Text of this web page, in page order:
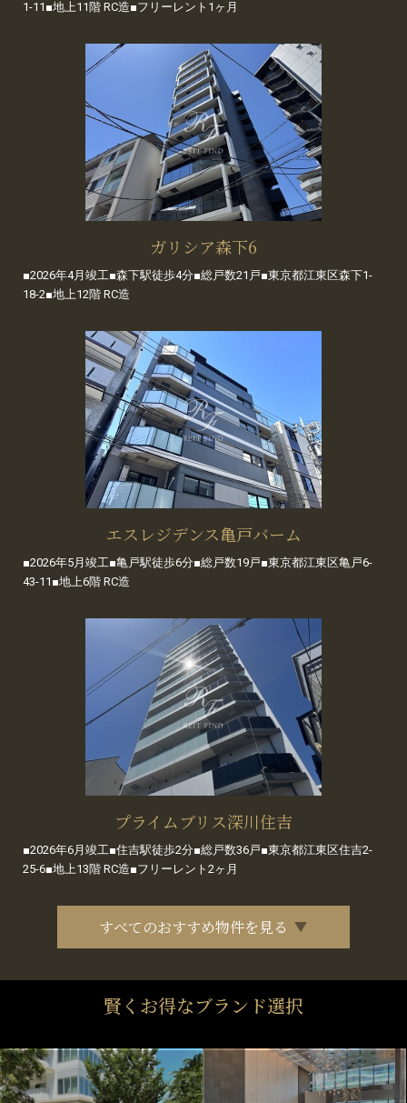
1-11■地上11階 RC造■フリーレント1ヶ月
ガリシア森下6
■2026年4月竣工■森下駅徒歩4分■総戸数21戸■東京都江東区森下1-
18-2■地上12階 RC造
エスレジデンス亀戸バーム
■2026年5月竣工■亀戸駅徒歩6分■総戸数19戸■東京都江東区亀戸6-
43-11■地上6階 RC造
プライムブリス深川住吉
■2026年6月竣工■住吉駅徒歩2分■総戸数36戸■東京都江東区住吉2-
25-6■地上13階 RC造■フリーレント2ヶ月
すべてのおすすめ物件を見る
賢くお得なブランド選択